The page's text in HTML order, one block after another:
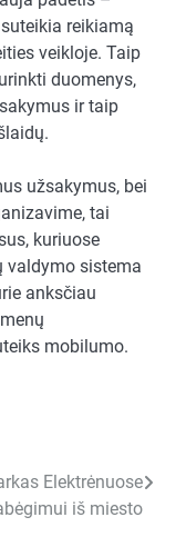
reikiamą
veikloje. Taip
duomenys,
ir taip
užsakymus, bei
tai
kuriuose
valdymo sistema
anksčiau
mobilumo.
Elektrėnuose
iš miesto